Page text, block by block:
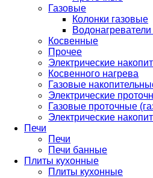
Газовые
Колонки газовые
Косвенные
Прочее
Электрические
Косвенного нагрева
Газовые
Электрические
Газовые проточные
Электрические
Печи
Печи
Печи банные
Плиты кухонные
Плиты кухонные